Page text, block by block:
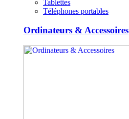
Tablettes
Téléphones portables
Ordinateurs & Accessoires